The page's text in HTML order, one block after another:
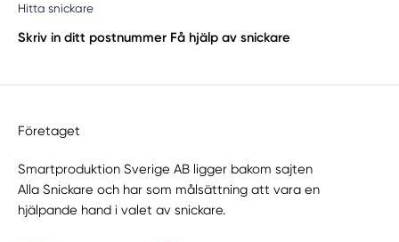
Hitta snickare
Skriv in ditt postnummer Få hjälp av snickare
Företaget
Smartproduktion Sverige AB ligger bakom sajten
Alla Snickare och har som målsättning att vara en
hjälpande hand i valet av snickare.